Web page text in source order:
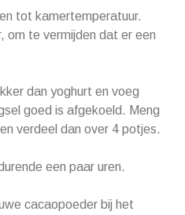
tot kamertemperatuur.
om te vermijden dat er een
dan yoghurt en voeg
goed is afgekoeld. Meng
verdeel dan over 4 potjes.
een paar uren.
cacaopoeder bij het